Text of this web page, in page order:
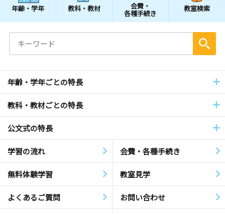
年齢・学年 教科・教材 会費・
各種手続き
教室検索
年齢・学年ごとの特長
教科・教材ごとの特長
公文式の特長
学習の流れ 会費・各種手続き
無料体験学習 教室見学
よくあるご質問 お問い合わせ